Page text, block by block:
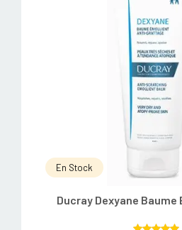
En Stock
Ducray Dexyane